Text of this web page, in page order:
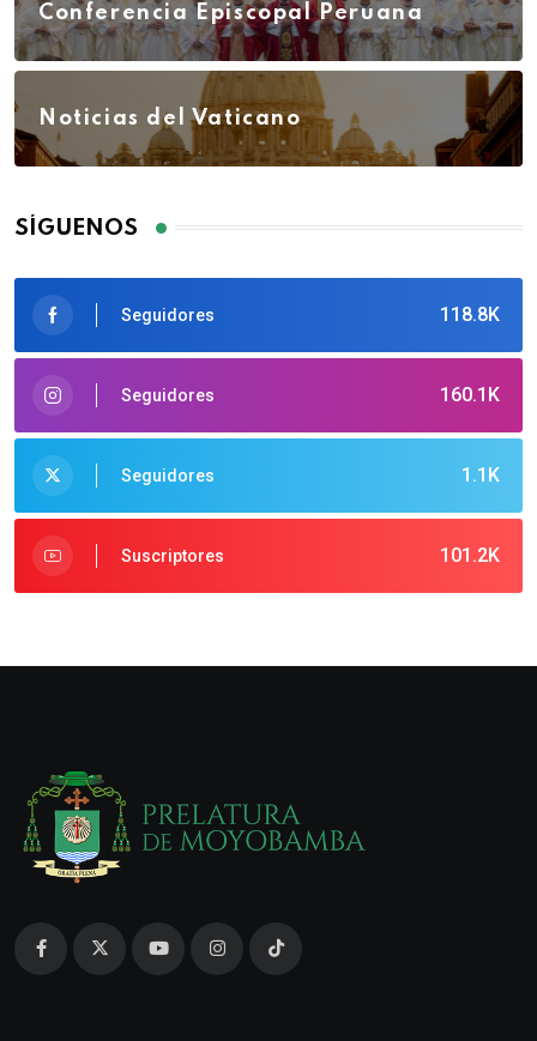
Conferencia Episcopal Peruana
Noticias del Vaticano
SÍGUENOS
118.8K
Seguidores
160.1K
Seguidores
1.1K
Seguidores
101.2K
Suscriptores